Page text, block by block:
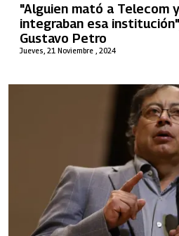
Jueves, 21 Noviembre , 2024
"Alguien mató a Telecom
integraban esa
Gustavo Petro